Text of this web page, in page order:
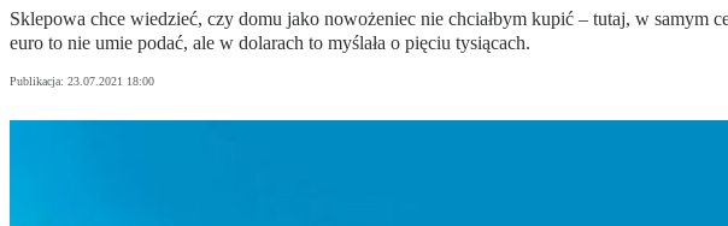
Sklepowa chce wiedzieć, czy domu jako nowożeniec nie chciałbym kupić – tutaj, w samym
euro to nie umie podać, ale w dolarach to myślała o pięciu tysiącach.
Publikacja: 23.07.2021 18:00